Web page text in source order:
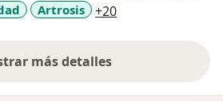
Artrosis +20
más detalles
sobre la experiencia